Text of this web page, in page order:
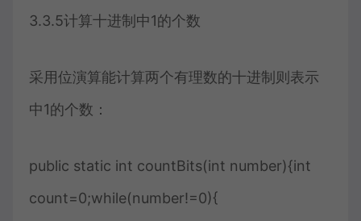
3.3.5计算十进制中1的个数
采用位演算能计算两个有理数的十进制则表示
中1的个数：
public static int countBits(int number){int
count=0;while(number!=0){